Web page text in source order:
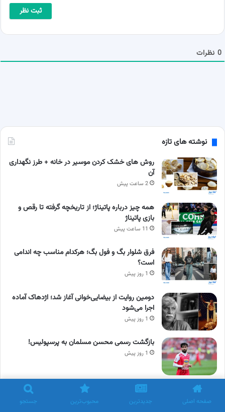
م
0 نظرات
نوشته های تازه
روش های خشک کردن موسیر در خانه + طرز نگهداری
آن
2 ساعت پیش
همه چیز درباره پاتیناژ؛ از تاریخچه گرفته تا رقص و
بازی پاتیناژ
11 ساعت پیش
فرق شلوار بگ و فول بگ؛ هرکدام مناسب چه اندامی
است؟
1 روز پیش
دومین روایت از بیضایی‌خوانی آغاز شد؛ اژدهاک آماده
اجرا می‌شود
1 روز پیش
بازگشت رسمی محسن مسلمان به پرسپولیس!
1 روز پیش
نحوه کاشت پیاز در باغچه منزل؛ صفر تا صد کشت
پیاز
صفحه اصلی جدیدترین محبوب‌ترین جستجو